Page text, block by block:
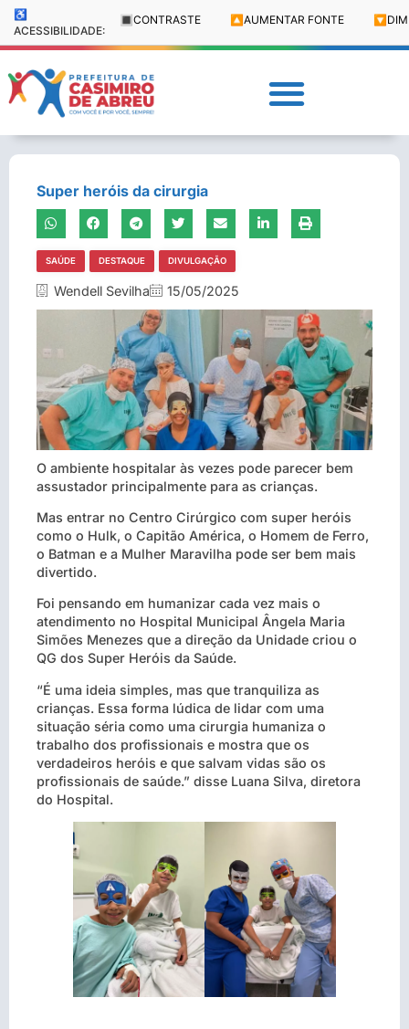
♿
ACESSIBILIDADE:
🔳 CONTRASTE 🔼 AUMENTAR FONTE 🔽
Super heróis da cirurgia
SAÚDE DESTAQUE DIVULGAÇÃO
Wendell Sevilha 15/05/2025
O ambiente hospitalar às vezes pode parecer bem
assustador principalmente para as crianças.
Mas entrar no Centro Cirúrgico com super heróis
como o Hulk, o Capitão América, o Homem de Ferro,
o Batman e a Mulher Maravilha pode ser bem mais
divertido.
Foi pensando em humanizar cada vez mais o
atendimento no Hospital Municipal Ângela Maria
Simões Menezes que a direção da Unidade criou o
QG dos Super Heróis da Saúde.
“É uma ideia simples, mas que tranquiliza as
crianças. Essa forma lúdica de lidar com uma
situação séria como uma cirurgia humaniza o
trabalho dos profissionais e mostra que os
verdadeiros heróis e que salvam vidas são os
profissionais de saúde.” disse Luana Silva, diretora
do Hospital.